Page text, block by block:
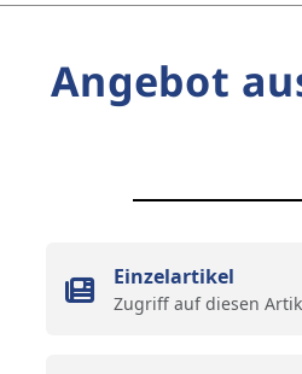
Angebot
Einzelartikel
Zugriff auf diesen